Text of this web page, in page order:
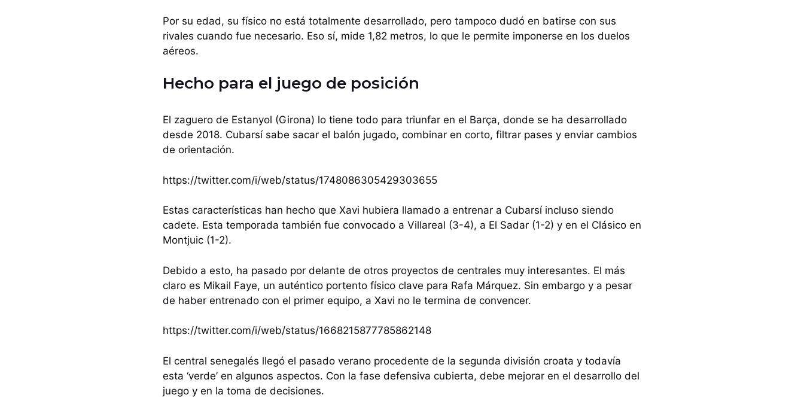
Por su edad, su físico no está totalmente desarrollado, pero tampoco dudó en batirse con sus
rivales cuando fue necesario. Eso sí, mide 1,82 metros, lo que le permite imponerse en los duelos
aéreos.
Hecho para el juego de posición
El zaguero de Estanyol (Girona) lo tiene todo para triunfar en el Barça, donde se ha desarrollado
desde 2018. Cubarsí sabe sacar el balón jugado, combinar en corto, filtrar pases y enviar cambios
de orientación.
https://twitter.com/i/web/status/1748086305429303655
Estas características han hecho que Xavi hubiera llamado a entrenar a Cubarsí incluso siendo
cadete. Esta temporada también fue convocado a Villareal (3-4), a El Sadar (1-2) y en el Clásico en
Montjuic (1-2).
Debido a esto, ha pasado por delante de otros proyectos de centrales muy interesantes. El más
claro es Mikail Faye, un auténtico portento físico clave para Rafa Márquez. Sin embargo y a pesar
de haber entrenado con el primer equipo, a Xavi no le termina de convencer.
https://twitter.com/i/web/status/1668215877785862148
El central senegalés llegó el pasado verano procedente de la segunda división croata y todavía
esta ‘verde’ en algunos aspectos. Con la fase defensiva cubierta, debe mejorar en el desarrollo del
juego y en la toma de decisiones.